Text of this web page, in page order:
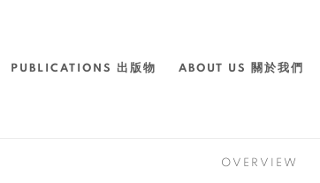
PUBLICATIONS 出版物 ABOUT US 關於我們
OVERVIEW